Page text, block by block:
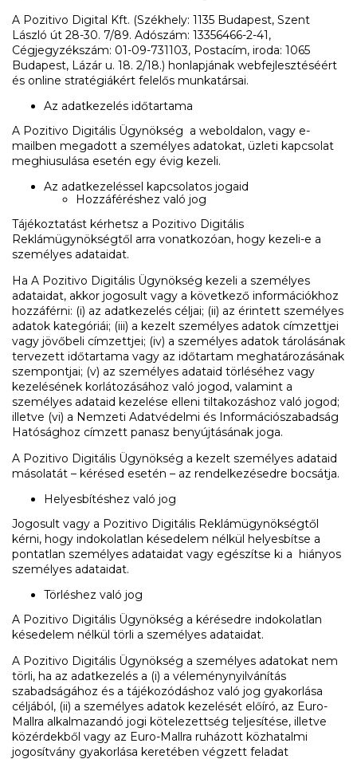
A Pozitivo Digital Kft. (Székhely: 1135 Budapest, Szent
László út 28-30. 7/89. Adószám: 13356466-2-41,
Cégjegyzékszám: 01-09-731103, Postacím, iroda: 1065
Budapest, Lázár u. 18. 2/18.) honlapjának webfejlesztéséért
és online stratégiákért felelős munkatársai.
Az adatkezelés időtartama
A Pozitivo Digitális Ügynökség a weboldalon, vagy e-
mailben megadott a személyes adatokat, üzleti kapcsolat
meghiusulása esetén egy évig kezeli.
Az adatkezeléssel kapcsolatos jogaid
Hozzáféréshez való jog
Tájékoztatást kérhetsz a Pozitivo Digitális
Reklámügynökségtől arra vonatkozóan, hogy kezeli-e a
személyes adataidat.
Ha A Pozitivo Digitális Ügynökség kezeli a személyes
adataidat, akkor jogosult vagy a következő információkhoz
hozzáférni: (i) az adatkezelés céljai; (ii) az érintett személyes
adatok kategóriái; (iii) a kezelt személyes adatok címzettjei
vagy jövőbeli címzettjei; (iv) a személyes adatok tárolásának
tervezett időtartama vagy az időtartam meghatározásának
szempontjai; (v) az személyes adataid törléséhez vagy
kezelésének korlátozásához való jogod, valamint a
személyes adataid kezelése elleni tiltakozáshoz való jogod;
illetve (vi) a Nemzeti Adatvédelmi és Információszabadság
Hatósághoz címzett panasz benyújtásának joga.
A Pozitivo Digitális Ügynökség a kezelt személyes adataid
másolatát – kérésed esetén – az rendelkezésedre bocsátja.
Helyesbítéshez való jog
Jogosult vagy a Pozitivo Digitális Reklámügynökségtől
kérni, hogy indokolatlan késedelem nélkül helyesbítse a
pontatlan személyes adataidat vagy egészítse ki a hiányos
személyes adataidat.
Törléshez való jog
A Pozitivo Digitális Ügynökség a kérésedre indokolatlan
késedelem nélkül törli a személyes adataidat.
A Pozitivo Digitális Ügynökség a személyes adatokat nem
törli, ha az adatkezelés a (i) a véleménynyilvánítás
szabadságához és a tájékozódáshoz való jog gyakorlása
céljából, (ii) a személyes adatok kezelését előíró, az Euro-
Mallra alkalmazandó jogi kötelezettség teljesítése, illetve
közérdekből vagy az Euro-Mallra ruházott közhatalmi
jogosítvány gyakorlása keretében végzett feladat